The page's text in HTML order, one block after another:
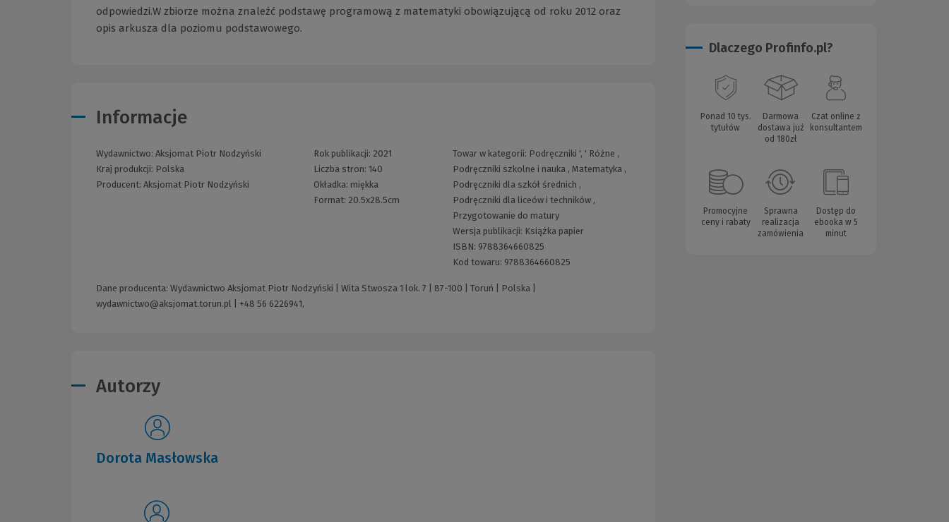
odpowiedzi.W zbiorze można znaleźć podstawę programową z matematyki obowiązującą od roku 2012 oraz
opis arkusza dla poziomu podstawowego.
Informacje
Wydawnictwo: Aksjomat Piotr Nodzyński
Kraj produkcji: Polska
Producent: Aksjomat Piotr Nodzyński
Rok publikacji: 2021
Liczba stron:140
Okładka: miękka
Format: 20.5x28.5cm
Towar w kategorii: Podręczniki ', ' Różne ,
Podręczniki szkolne i nauka, Matematyka,
Podręczniki dla szkół średnich ,
Podręczniki dla liceów i techników,
Przygotowanie do matury
Wersja publikacji: Książka papier
ISBN: 9788364660825
Kod towaru: 9788364660825
Dane producenta: Wydawnictwo Aksjomat Piotr Nodzyński | Wita Stwosza 1 lok. 7 | 87-100 | Toruń | Polska |
wydawnictwo@aksjomat.torun.pl
+48 56 6226941,
Autorzy
Dorota Masłowska
Dlaczego Profinfo.pl?
Ponad 10 tys.
tytułów
Darmowa
dostawa już
od 180zł
Czat online z
konsultantem
Promocyjne
ceny i rabaty
Sprawna
realizacja
zamówienia
Dostęp do
ebooka w 5
minut